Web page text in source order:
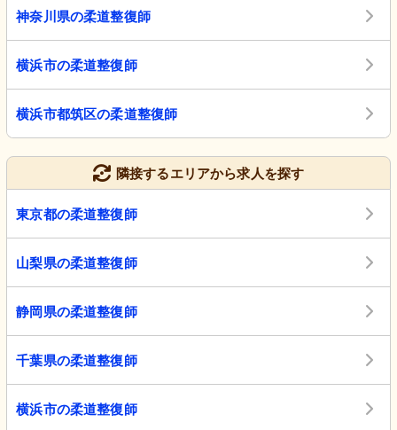
神奈川県の柔道整復師
横浜市の柔道整復師
横浜市都筑区の柔道整復師
隣接するエリアから求人を探す
東京都の柔道整復師
山梨県の柔道整復師
静岡県の柔道整復師
千葉県の柔道整復師
横浜市の柔道整復師